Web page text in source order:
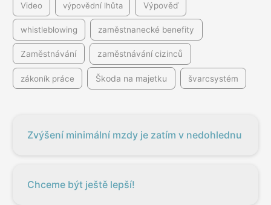
Video výpovědní lhůta Výpověď
whistleblowing zaměstnanecké benefity
Zaměstnávání zaměstnávání cizinců
zákoník práce Škoda na majetku švarcsystém
Zvýšení minimální mzdy je zatím v nedohlednu
Chceme být ještě lepší!